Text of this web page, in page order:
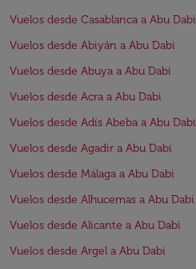
Vuelos desde Casablanca a Abu Dabi
Vuelos desde Abiyán a Abu Dabi
Vuelos desde Abuya a Abu Dabi
Vuelos desde Acra a Abu Dabi
Vuelos desde Adís Abeba a Abu Dabi
Vuelos desde Agadir a Abu Dabi
Vuelos desde Málaga a Abu Dabi
Vuelos desde Alhucemas a Abu Dabi
Vuelos desde Alicante a Abu Dabi
Vuelos desde Argel a Abu Dabi